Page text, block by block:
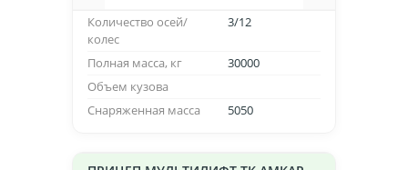
Количество осей/
колес
3/12
Полная масса, кг
30000
Объем кузова
Снаряженная масса
5050